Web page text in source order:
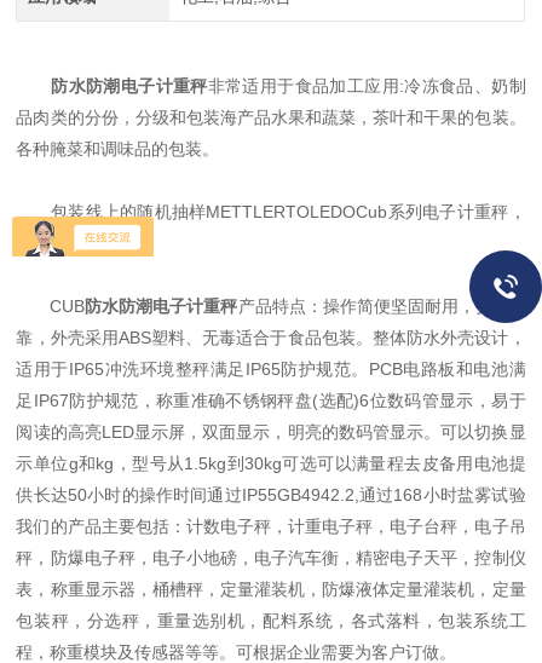
防水防潮电子计重秤非常适用于食品加工应用:冷冻食品、奶制
品肉类的分份，分级和包装海产品水果和蔬菜，茶叶和干果的包装。
各种腌菜和调味品的包装。
包装线上的随机抽样METTLERTOLEDOCub系列电子计重秤，
世界上的称重！
CUB防水防潮电子计重秤产品特点：操作简便坚固耐用，安全可
靠，外壳采用ABS塑料、无毒适合于食品包装。整体防水外壳设计，
适用于IP65冲洗环境整秤满足IP65防护规范。PCB电路板和电池满
足IP67防护规范，称重准确不锈钢秤盘(选配)6位数码管显示，易于
阅读的高亮LED显示屏，双面显示，明亮的数码管显示。可以切换显
示单位g和kg，型号从1.5kg到30kg可选可以满量程去皮备用电池提
供长达50小时的操作时间通过IP55GB4942.2,通过168小时盐雾试验
我们的产品主要包括：计数电子秤，计重电子秤，电子台秤，电子吊
秤，防爆电子秤，电子小地磅，电子汽车衡，精密电子天平，控制仪
表，称重显示器，桶槽秤，定量灌装机，防爆液体定量灌装机，定量
包装秤，分选秤，重量选别机，配料系统，各式落料，包装系统工
程，称重模块及传感器等等。可根据企业需要为客户订做。